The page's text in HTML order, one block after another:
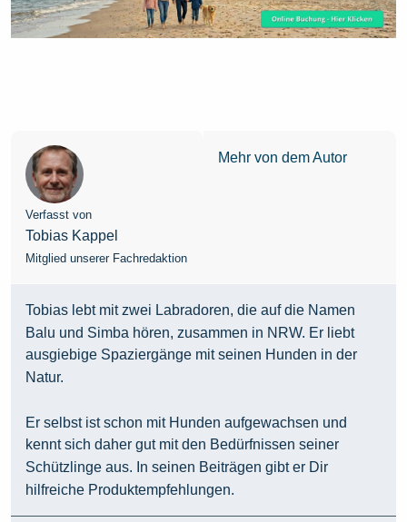
Verfasst von
Tobias Kappel
Mitglied unserer Fachredaktion
Mehr von dem Autor
Tobias lebt mit zwei Labradoren, die auf die Namen
Balu und Simba hören, zusammen in NRW. Er liebt
ausgiebige Spaziergänge mit seinen Hunden in der
Natur.
Er selbst ist schon mit Hunden aufgewachsen und
kennt sich daher gut mit den Bedürfnissen seiner
Schützlinge aus. In seinen Beiträgen gibt er Dir
hilfreiche Produktempfehlungen.